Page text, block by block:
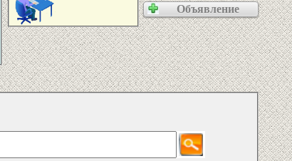
Объявление